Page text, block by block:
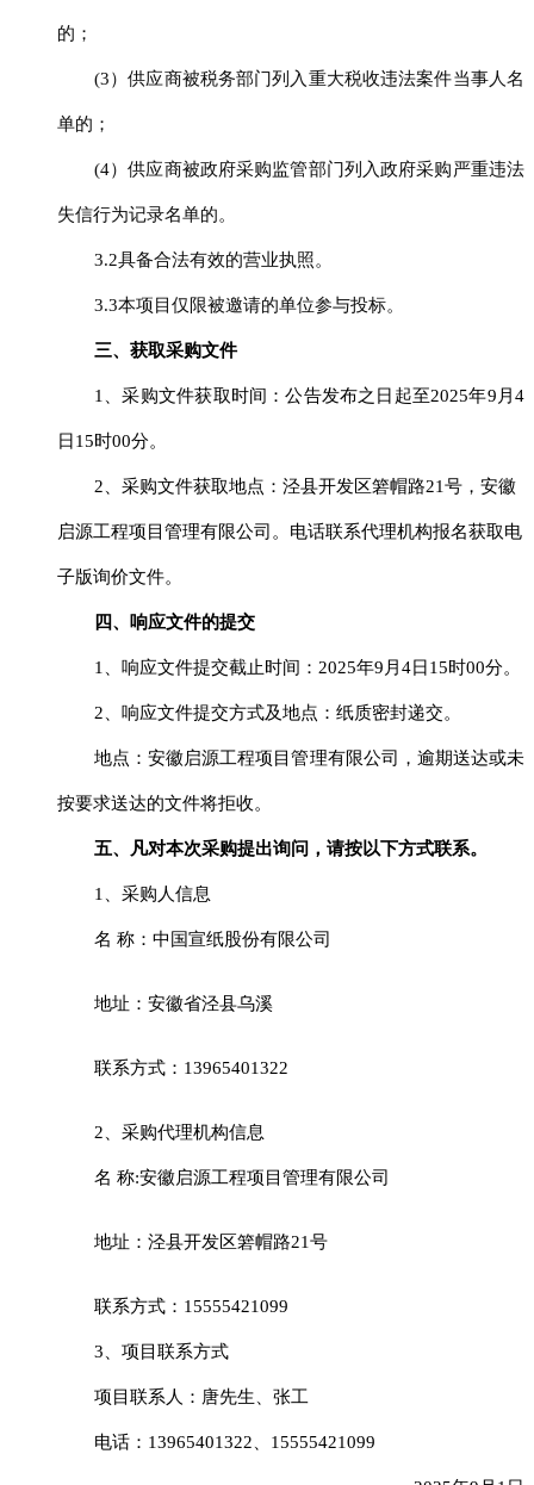
的；
(3）供应商被税务部门列入重大税收违法案件当事人名
单的；
(4）供应商被政府采购监管部门列入政府采购严重违法
失信行为记录名单的。
3.2具备合法有效的营业执照。
3.3本项目仅限被邀请的单位参与投标。
三、获取采购文件
1、采购文件获取时间：公告发布之日起至2025年9 月4
日 15时00分。
2、采购文件获取地点：泾县开发区箬帽路21号，安徽
启源工程项目管理有限公司。电话联系代理机构报名获取电
子版询价文件。
四、响应文件的提交
1、响应文件提交截止时间： 2025年9 月 4日 15时00分。
2、响应文件提交方式及地点：纸质密封递交。
地点：安徽启源工程项目管理有限公司，逾期送达或未
按要求送达的文件将拒收。
五、凡对本次采购提出询问，请按以下方式联系。
1、采购人信息
名 称：中国宣纸股份有限公司
地址：安徽省泾县乌溪
联系方式： 13965401322
2、采购代理机构信息
名 称:安徽启源工程项目管理有限公司
地址：泾县开发区箬帽路21号
联系方式： 15555421099
3、项目联系方式
项目联系人： 唐先生 张工
电话： 13965401322 15555421099